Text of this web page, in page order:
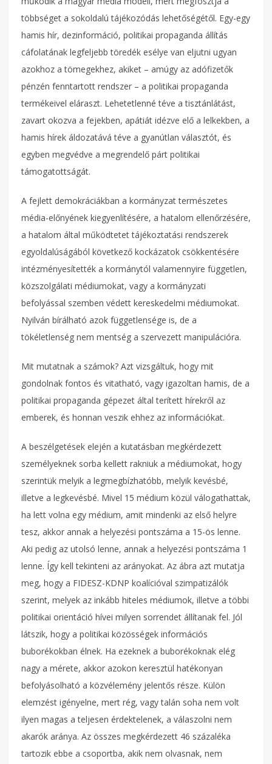
többséget a sokoldalú tájékozódás lehetőségétől. Egy-egy
hamis hír, dezinformáció, politikai propaganda állítás
cáfolatának legfeljebb töredék esélye van eljutni ugyan
azokhoz a tömegekhez, akiket – amúgy az adófizetők
pénzén fenntartott rendszer – a politikai propaganda
termékeivel eláraszt. Lehetetlenné téve a tisztánlátást,
zavart okozva a fejekben, apátiát idézve elő a lelkekben, a
hamis hírek áldozatává téve a gyanútlan választót, és
egyben megvédve a megrendelő párt politikai
támogatottságát.
A fejlett demokráciákban a kormányzat természetes
média-előnyének kiegyenlítésére, a hatalom ellenőrzésére,
a hatalom által működtetet tájékoztatási rendszerek
egyoldalúságából következő kockázatok csökkentésére
intézményesítették a kormánytól valamennyire független,
közszolgálati médiumokat, vagy a kormányzati
befolyással szemben védett kereskedelmi médiumokat.
Nyilván bírálható azok függetlensége is, de a
tökéletlenség nem mentség a szervezett manipulációra.
Mit mutatnak a számok? Azt vizsgáltuk, hogy mit
gondolnak fontos és vitatható, vagy igazoltan hamis, de a
politikai propaganda gépezet által terített hírekről az
emberek, és honnan veszik ehhez az információkat.
A beszélgetések elején a kutatásban megkérdezett
személyeknek sorba kellett rakniuk a médiumokat, hogy
szerintük melyik a legmegbízhatóbb, melyik kevésbé,
illetve a legkevésbé. Mivel 15 médium közül válogathattak,
ha lett volna egy médium, amit mindenki az első helyre
tesz, akkor annak a helyezési pontszáma a 15-ös lenne.
Aki pedig az utolsó lenne, annak a helyezési pontszáma 1
lenne. Így kell tekinteni az arányokat. Az ábra azt mutatja
meg, hogy a FIDESZ-KDNP koalícióval szimpatizálók
szerint, melyek az inkább hiteles médiumok, illetve a többi
politikai orientáció hívei milyen sorrendet állítanak fel. Jól
látszik, hogy a politikai közösségek információs
buborékokban élnek. Ha ezeknek a buborékoknak elég
nagy a mérete, akkor azokon keresztül hatékonyan
befolyásolható a közvélemény jelentős része. Külön
elemzést igényelne, mert rég, vagy talán soha nem volt
ilyen magas a teljesen érdektelenek, a válaszolni nem
akarók aránya. Az összes megkérdezett 46 százaléka
tartozik ebbe a csoportba, akik nem olvasnak, nem